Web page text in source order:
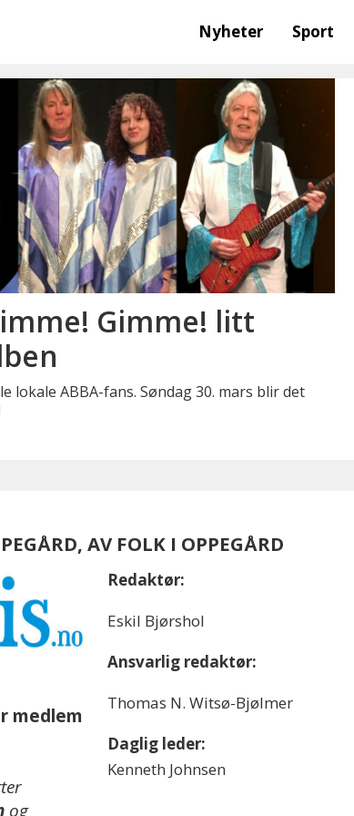
Nyheter Sport
Gimme! litt
lokale ABBA-fans. Søndag 30. mars blir det
AV FOLK I OPPEGÅRD
medlem
og
Redaktør:
Eskil Bjørshol
Ansvarlig redaktør:
Thomas N. Witsø-Bjølmer
Daglig leder:
Kenneth Johnsen